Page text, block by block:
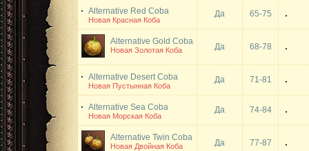
Alternative Red Coba
Новая Красная Коба
Да 65-75
Alternative Gold Coba
Новая Золотая Коба Да 68-78
Alternative Desert Coba
Новая Пустынная Коба
Да 71-81
Alternative Sea Coba
Новая Морская Коба
Да 74-84
Alternative Twin Coba
Новая Двойная Коба Да 77-87